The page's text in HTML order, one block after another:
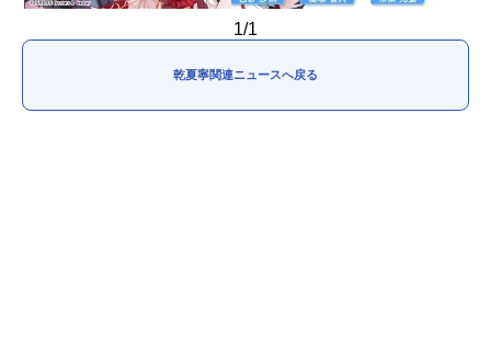
1/1
乾夏寧関連ニュースへ戻る